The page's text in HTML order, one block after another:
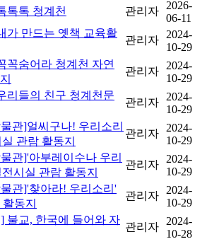
톡톡 청계천 관리자
2026-
06-11
가 만드는 옛책 교육활
관리자
2024-
10-29
꼭숨어라 청계천 자연
관리자
2024-
10-29
리들의 친구 청계천문
관리자
2024-
10-29
관]얼씨구나! 우리소리
관람 활동지
관리자
2024-
10-29
관]'아부레이수나 우리
시실 관람 활동지
관리자
2024-
10-29
관]'찾아라! 우리소리'
동지
관리자
2024-
10-29
불교, 한국에 들어와 자
관리자
2024-
10-28